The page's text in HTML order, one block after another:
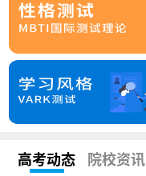
高考动态 院校资讯